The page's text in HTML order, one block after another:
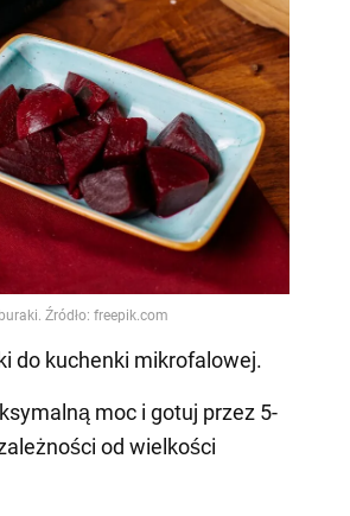
do kuchenki mikrofalowej.
moc i gotuj przez 5-
od wielkości